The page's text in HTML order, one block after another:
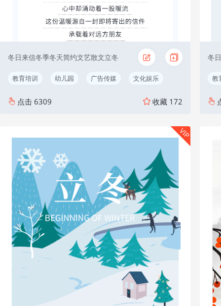
冬日来信冬季冬天简约文艺散文立冬
教育培训 幼儿园 广告传媒 文化娱乐
点击 6309 收藏 172
冬
教
VIP